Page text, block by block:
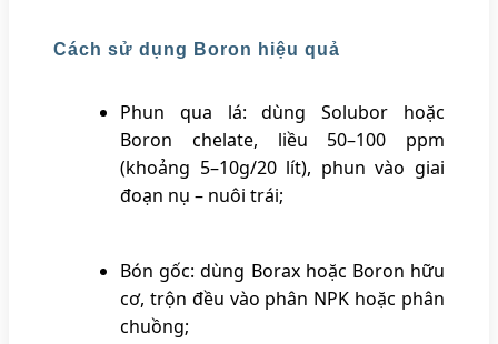
Cách sử dụng Boron hiệu quả
Phun qua lá: dùng Solubor hoặc
Boron chelate, liều 50–100 ppm
(khoảng 5–10g/20 lít), phun vào giai
đoạn nụ – nuôi trái;
Bón gốc: dùng Borax hoặc Boron hữu
cơ, trộn đều vào phân NPK hoặc phân
chuồng;